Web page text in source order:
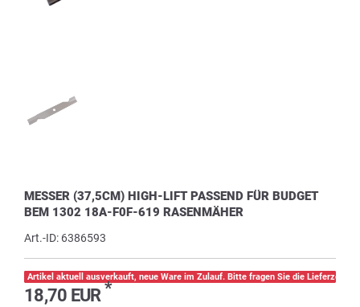
MESSER (37,5CM) HIGH-LIFT PASSEND FÜR BUDGET
BEM 1302 18A-F0F-619 RASENMÄHER
Art.-ID: 6386593
Artikel aktuell ausverkauft, neue Ware im Zulauf. Bitte fragen Sie die Lieferzeit
18,70 EUR*